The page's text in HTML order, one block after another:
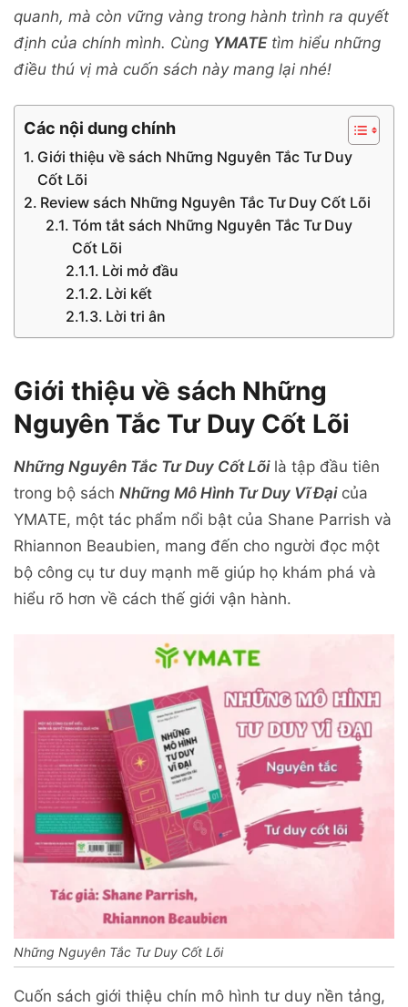
quanh, mà còn vững vàng trong hành trình ra quyết
định của chính mình. Cùng YMATEtìm hiểu những
điều thú vị mà cuốn sách này mang lại nhé!
Các nội dung chính
Giới thiệu về sách Những Nguyên Tắc Tư Duy
Cốt Lõi
Review sách Những Nguyên Tắc Tư Duy Cốt Lõi
Tóm tắt sách Những Nguyên Tắc Tư Duy
Cốt Lõi
Lời mở đầu
Lời kết
Lời tri ân
Giới thiệu về sách Những
Nguyên Tắc Tư Duy Cốt Lõi
Những Nguyên Tắc Tư Duy Cốt Lõilà tập đầu tiên
trong bộ sách Những Mô Hình Tư Duy Vĩ Đạicủa
YMATE, một tác phẩm nổi bật của Shane Parrish và
Rhiannon Beaubien, mang đến cho người đọc một
bộ công cụ tư duy mạnh mẽ giúp họ khám phá và
hiểu rõ hơn về cách thế giới vận hành.
Những Nguyên Tắc Tư Duy Cốt Lõi
Cuốn sách giới thiệu chín mô hình tư duy nền tảng,